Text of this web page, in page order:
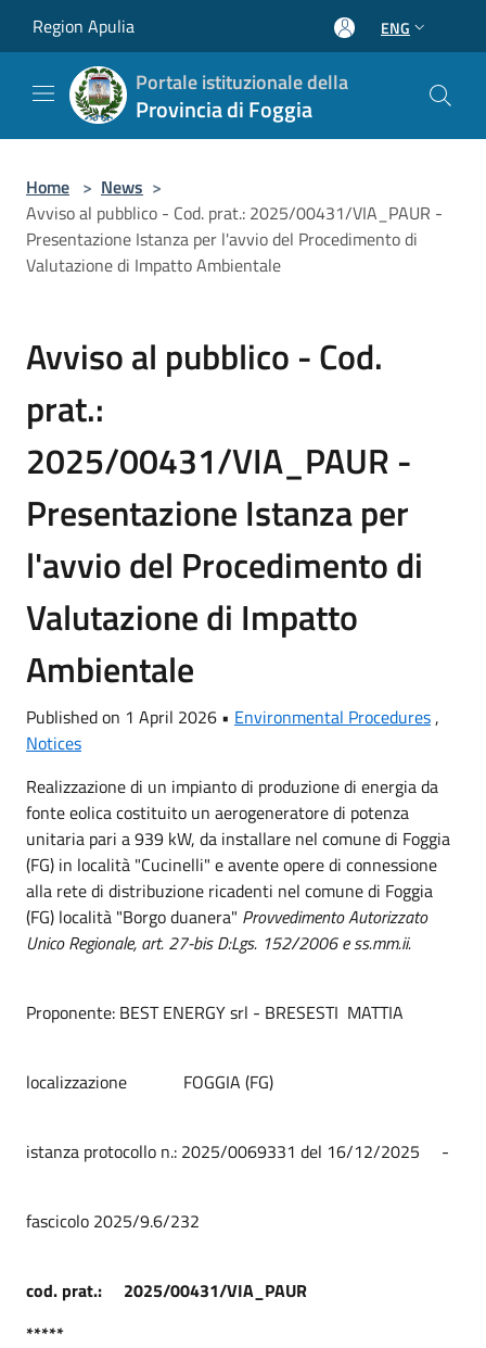
Region Apulia ENG
Portale istituzionale della
Provincia di Foggia
Home > News >
Avviso al pubblico - Cod. prat.: 2025/00431/VIA_PAUR -
Presentazione Istanza per l'avvio del Procedimento di
Valutazione di Impatto Ambientale
Avviso al pubblico - Cod.
prat.:
2025/00431/VIA_PAUR -
Presentazione Istanza per
l'avvio del Procedimento di
Valutazione di Impatto
Ambientale
Published on 1 April 2026 • Environmental Procedures ,
Notices
Realizzazione di un impianto di produzione di energia da
fonte eolica costituito un aerogeneratore di potenza
unitaria pari a 939 kW, da installare nel comune di Foggia
(FG) in località "Cucinelli" e avente opere di connessione
alla rete di distribuzione ricadenti nel comune di Foggia
(FG) località "Borgo duanera" Provvedimento Autorizzato
Unico Regionale, art. 27-bis D:Lgs. 152/2006 e ss.mm.ii.
Proponente: BEST ENERGY srl - BRESESTI MATTIA
localizzazione FOGGIA (FG)
istanza protocollo n.: 2025/0069331 del 16/12/2025 -
fascicolo 2025/9.6/232
cod. prat.: 2025/00431/VIA_PAUR
*****